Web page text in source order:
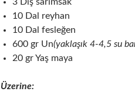
10 Dal reyhan
10 Dal fesleğen
600 gr Un(yaklaşık 4-4,5 su
20 gr Yaş maya
Üzerine: